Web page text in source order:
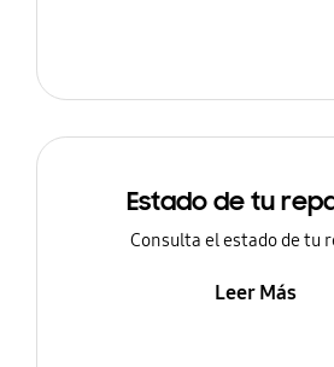
Estado de tu
Consulta el estado de tu
Leer Más